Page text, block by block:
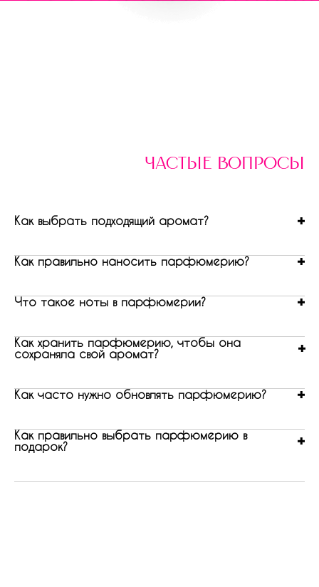
частые вопросы
Как выбрать подходящий аромат?
Как правильно наносить парфюмерию?
Что такое ноты в парфюмерии?
Как хранить парфюмерию, чтобы она
сохраняла свой аромат?
Как часто нужно обновлять парфюмерию?
Как правильно выбрать парфюмерию в
подарок?